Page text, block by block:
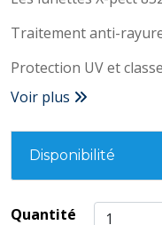
Traitement anti-
Protection UV et
Voir plus
Disponibilité
Quantité